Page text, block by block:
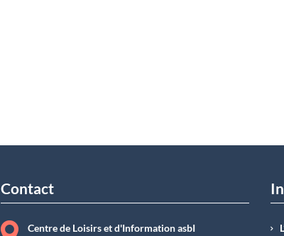
Contact
Centre de Loisirs et d'Information asbI